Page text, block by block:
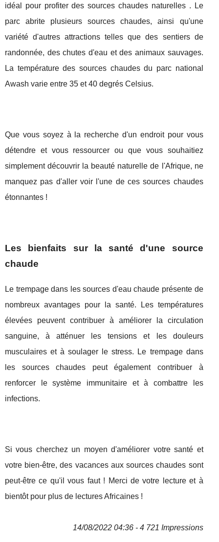
idéal pour profiter des sources chaudes naturelles . Le
parc abrite plusieurs sources chaudes, ainsi qu'une
variété d'autres attractions telles que des sentiers de
randonnée, des chutes d'eau et des animaux sauvages.
La température des sources chaudes du parc national
Awash varie entre 35 et 40 degrés Celsius.
Que vous soyez à la recherche d'un endroit pour vous
détendre et vous ressourcer ou que vous souhaitiez
simplement découvrir la beauté naturelle de l'Afrique, ne
manquez pas d'aller voir l'une de ces sources chaudes
étonnantes !
Les bienfaits sur la santé d'une source
chaude
Le trempage dans les sources d'eau chaude présente de
nombreux avantages pour la santé. Les températures
élevées peuvent contribuer à améliorer la circulation
sanguine, à atténuer les tensions et les douleurs
musculaires et à soulager le stress. Le trempage dans
les sources chaudes peut également contribuer à
renforcer le système immunitaire et à combattre les
infections.
Si vous cherchez un moyen d'améliorer votre santé et
votre bien-être, des vacances aux sources chaudes sont
peut-être ce qu'il vous faut ! Merci de votre lecture et à
bientôt pour plus de lectures Africaines !
14/08/2022 04:36 - 4 721 Impressions